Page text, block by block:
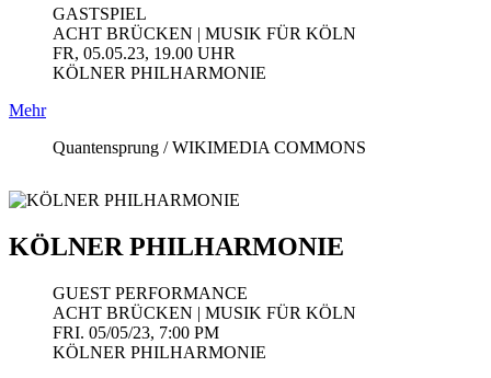
GASTSPIEL
ACHT BRÜCKEN | MUSIK FÜR KÖLN
FR, 05.05.23, 19.00 UHR
KÖLNER PHILHARMONIE
Mehr
Quantensprung / WIKIMEDIA COMMONS
KÖLNER PHILHARMONIE
GUEST PERFORMANCE
ACHT BRÜCKEN | MUSIK FÜR KÖLN
FRI. 05/05/23, 7:00 PM
KÖLNER PHILHARMONIE